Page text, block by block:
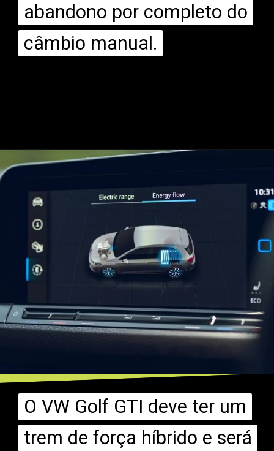
abandono por completo do
câmbio manual.
abandono por completo do
câmbio manual.
Opening
O VW Golf GTI deve ter um
trem de força híbrido e será
O VW Golf GTI deve ter um
trem de força híbrido e será